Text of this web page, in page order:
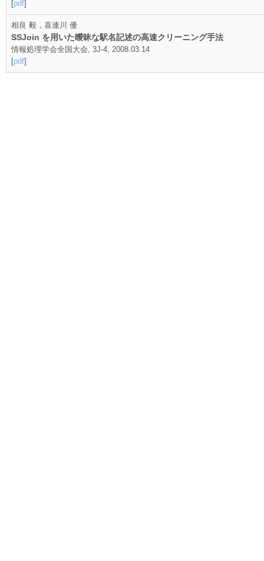
[pdf]
相良 毅，喜連川 優
SSJoin を用いた曖昧な駅名記述の高速クリーニング手法
情報処理学会全国大会, 3J-4, 2008.03.14
[pdf]